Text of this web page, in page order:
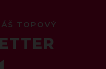
TOPOVÝ